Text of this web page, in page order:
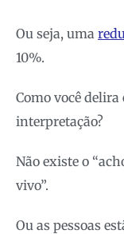
Ou seja, uma
10%.
Como você delira
interpretação?
Não existe o
vivo”.
Ou as pessoas